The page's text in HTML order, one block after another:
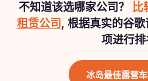
不知道该选哪家公司？ 比
租赁公司, 根据真实的谷
项进行排
冰岛最佳露营